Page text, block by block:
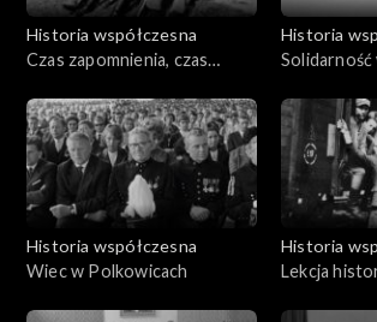
Historia współczesna
Czas zapomnienia, czas
Kempisty
Historia
Historia współczesna
Wiec w Polkowicach
Historia
Lekcja